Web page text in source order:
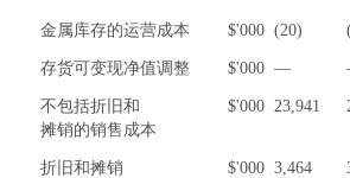
金属库存的运营成本 $'000 (20)
存货可变现净值调整 $'000 —
不包括折旧和
摊销的销售成本
$'000 23,941
折旧和摊销 $'000 3,464